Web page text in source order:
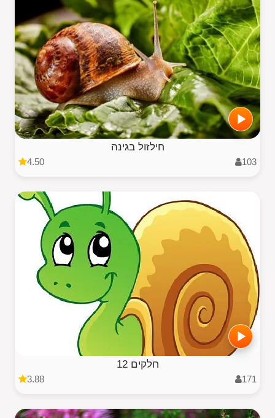
חילזול בגינה
4.50 103
12 חלקים
3.88 171